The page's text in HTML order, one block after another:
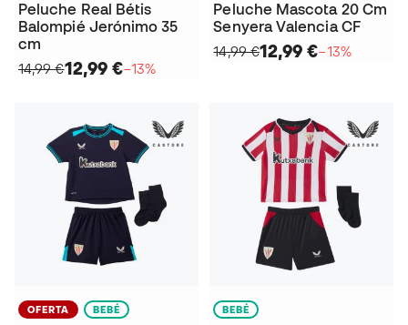
Peluche Real Bétis
Balompié Jerónimo 35
cm
14,99 €12,99 €−13%
Peluche Mascota 20 Cm
Senyera Valencia CF
14,99 €12,99 €−13%
OFERTA BEBÉ BEBÉ